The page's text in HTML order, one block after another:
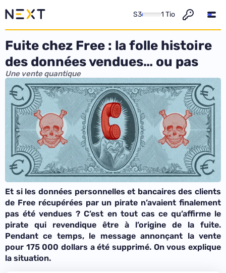
S3 1 Tio
Fuite chez Free : la folle histoire
des données vendues… ou pas
Une vente quantique
Et si les données personnelles et bancaires des clients
de Free récupérées par un pirate n’avaient finalement
pas été vendues ? C’est en tout cas ce qu’affirme le
pirate qui revendique être à l’origine de la fuite.
Pendant ce temps, le message annonçant la vente
pour 175 000 dollars a été supprimé. On vous explique
la situation.